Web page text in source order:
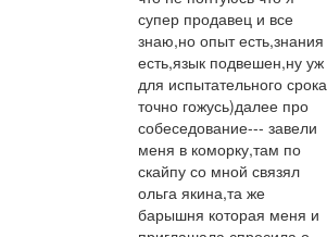
супер продавец и все
знаю,но опыт есть,знания
есть,язык подвешен,ну уж
для испытательного срока
точно гожусь)далее про
собеседование--- завели
меня в коморку,там по
скайпу со мной связял
ольга якина,та же
барышня которая меня и